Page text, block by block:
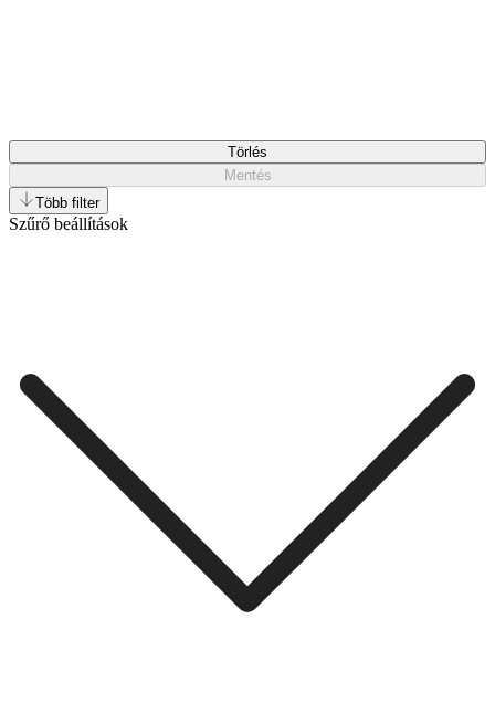
Törlés
Mentés
Több filter
Szűrő beállítások